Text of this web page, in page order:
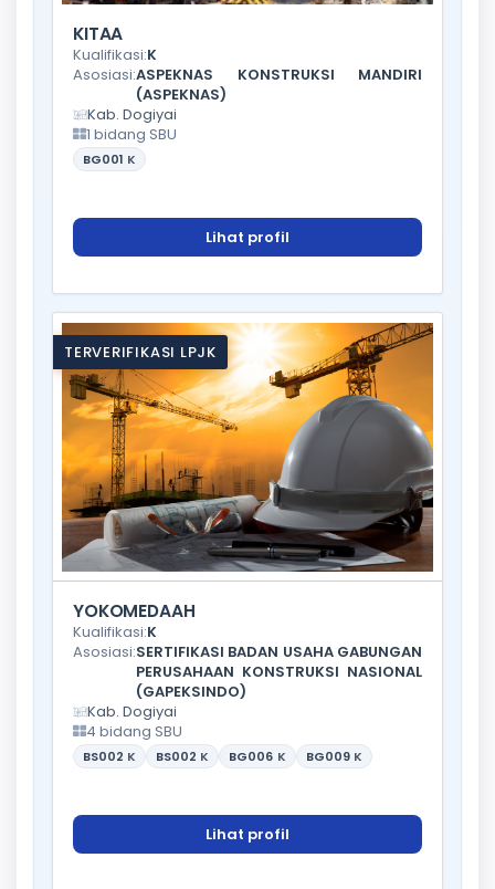
KITAA
Kualifikasi:K
Asosiasi:ASPEKNAS KONSTRUKSI MANDIRI
(ASPEKNAS)
Kab. Dogiyai
1 bidang SBU
BG001 K
Lihat profil
TERVERIFIKASI LPJK
YOKOMEDAAH
Kualifikasi:K
Asosiasi:SERTIFIKASI BADAN USAHA GABUNGAN
PERUSAHAAN KONSTRUKSI NASIONAL
(GAPEKSINDO)
Kab. Dogiyai
4 bidang SBU
BS002 K BS002 K BG006 K BG009 K
Lihat profil